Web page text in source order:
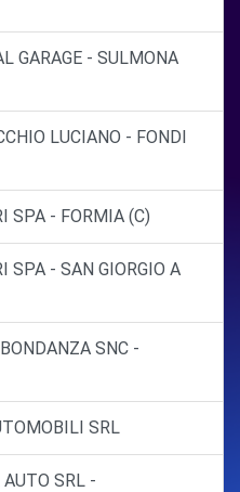
GARAGE - SULMONA
LUCIANO - FONDI
SPA - FORMIA (C)
SPA - SAN GIORGIO A
SNC -
SRL
SRL -